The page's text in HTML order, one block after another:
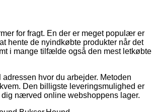
for fragt. En der er meget populær er
hente de nyindkøbte produkter når det
i mange tilfælde også den mest letkøbte
hvor du arbejder. Metoden
Den billigste leveringsmulighed er
nærved online webshoppens lager.